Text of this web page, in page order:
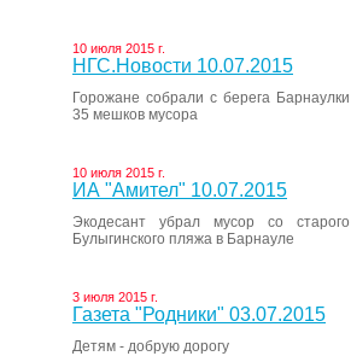
10 июля 2015 г.
НГС.Новости 10.07.2015
Горожане собрали с берега Барнаулки
35 мешков мусора
10 июля 2015 г.
ИА "Амител" 10.07.2015
Экодесант убрал мусор со старого
Булыгинского пляжа в Барнауле
3 июля 2015 г.
Газета "Родники" 03.07.2015
Детям - добрую дорогу